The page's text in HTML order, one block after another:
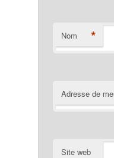
Nom *
Adresse de
Site web